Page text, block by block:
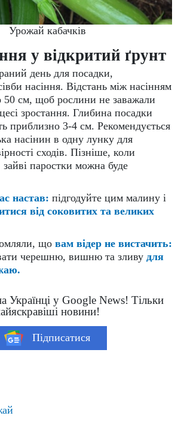
Урожай кабачків
у відкритий ґрунт
день для посадки,
насіння. Відстань між насінням
50 см, щоб рослини не заважали
зростання. Глибина посадки
приблизно 3-4 см. Рекомендується
насінин в одну лунку для
сходів. Пізніше, коли
зайві паростки можна буде
настав: підгодуйте цим малину і
від соковитих та великих
що вам відер не вистачить:
черешню, вишню та зливу для
Українці у Google News! Тільки
новини!
Підписатися